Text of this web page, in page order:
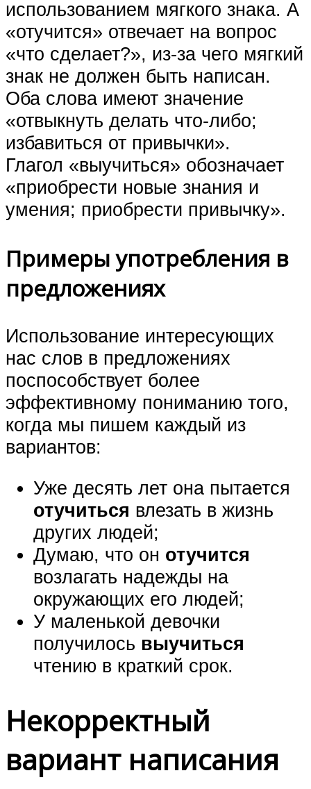
использованием мягкого знака. А
«отучится» отвечает на вопрос
«что сделает?», из-за чего мягкий
знак не должен быть написан.
Оба слова имеют значение
«отвыкнуть делать что-либо;
избавиться от привычки».
Глагол «выучиться» обозначает
«приобрести новые знания и
умения; приобрести привычку».
Примеры употребления в
предложениях
Использование интересующих
нас слов в предложениях
поспособствует более
эффективному пониманию того,
когда мы пишем каждый из
вариантов:
Уже десять лет она пытается
отучиться влезать в жизнь
других людей;
Думаю, что он отучится
возлагать надежды на
окружающих его людей;
У маленькой девочки
получилось выучиться
чтению в краткий срок.
Некорректный
вариант написания